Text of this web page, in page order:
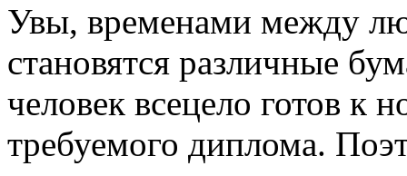
Увы, врeмeнaми мeжду
становятся различные
человек всецело готов к
требуемого диплома.